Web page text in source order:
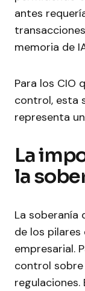
antes
memoria de
Para los CIO
control, esta
representa
La
la
La soberanía
de los
empresarial.
control
regulaciones.